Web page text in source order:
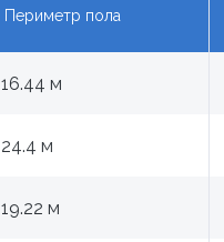
Периметр пола
16.44 м
24.4 м
19.22 м